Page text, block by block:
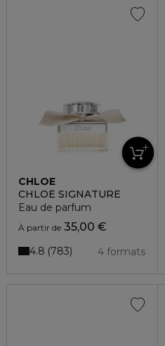
CHLOE
CHLOÉ SIGNATURE
Eau de parfum
À partir de 35,00 €
4 formats
4.8 783